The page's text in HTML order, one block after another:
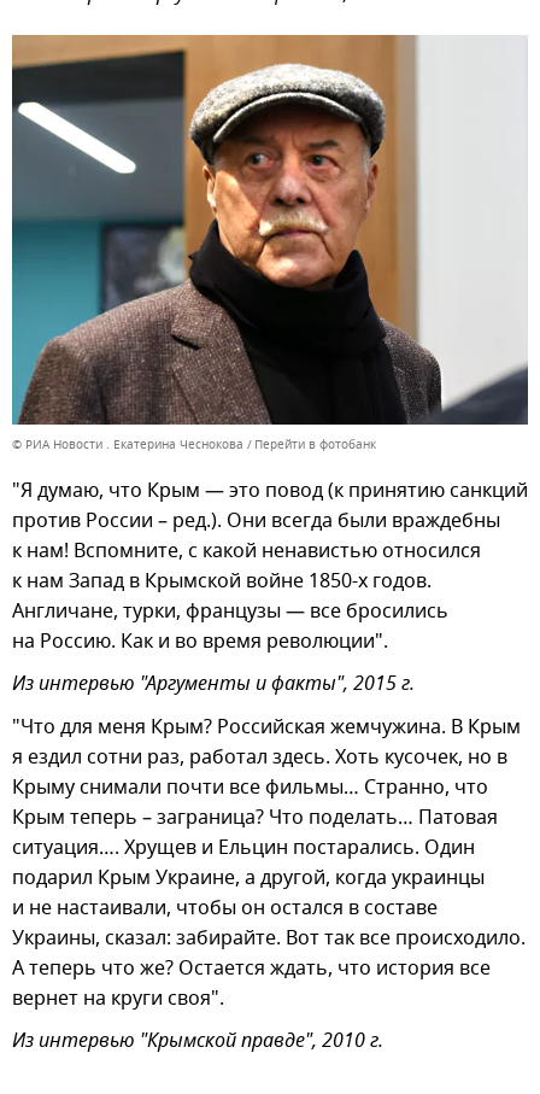
© РИА Новости . Екатерина Чеснокова Перейти в фотобанк
"Я думаю, что Крым — это повод (к принятию санкций
против России – ред.). Они всегда были враждебны
к нам! Вспомните, с какой ненавистью относился
к нам Запад в Крымской войне 1850-х годов.
Англичане, турки, французы — все бросились
на Россию. Как и во время революции".
Из интервью "Аргументы и факты", 2015 г.
"Что для меня Крым? Российская жемчужина. В Крым
я ездил сотни раз, работал здесь. Хоть кусочек, но в
Крыму снимали почти все фильмы… Странно, что
Крым теперь – заграница? Что поделать… Патовая
ситуация…. Хрущев и Ельцин постарались. Один
подарил Крым Украине, а другой, когда украинцы
и не настаивали, чтобы он остался в составе
Украины, сказал: забирайте. Вот так все происходило.
А теперь что же? Остается ждать, что история все
вернет на круги своя".
Из интервью "Крымской правде", 2010 г.